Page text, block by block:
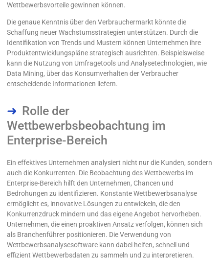
Wettbewerbsvorteile gewinnen können.
Die genaue Kenntnis über den Verbrauchermarkt könnte die
Schaffung neuer Wachstumsstrategien unterstützen. Durch die
Identifikation von Trends und Mustern können Unternehmen ihre
Produktentwicklungspläne strategisch ausrichten. Beispielsweise
kann die Nutzung von Umfragetools und Analysetechnologien, wie
Data Mining, über das Konsumverhalten der Verbraucher
entscheidende Informationen liefern.
Rolle der
Wettbewerbsbeobachtung im
Enterprise-Bereich
Ein effektives Unternehmen analysiert nicht nur die Kunden, sondern
auch die Konkurrenten. Die Beobachtung des Wettbewerbs im
Enterprise-Bereich hilft den Unternehmen, Chancen und
Bedrohungen zu identifizieren. Konstante Wettbewerbsanalyse
ermöglicht es, innovative Lösungen zu entwickeln, die den
Konkurrenzdruck mindern und das eigene Angebot hervorheben.
Unternehmen, die einen proaktiven Ansatz verfolgen, können sich
als Branchenführer positionieren. Die Verwendung von
Wettbewerbsanalysesoftware kann dabei helfen, schnell und
effizient Wettbewerbsdaten zu sammeln und zu interpretieren.